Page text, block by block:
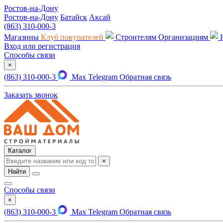
Ростов-на-Дону
Ростов-на-Дону Батайск Аксай
(863) 310-000-3
Магазины Клуб покупателей Строителям Организациям
Вход или регистрация
Способы связи
×
(863) 310-000-3 Max Telegram Обратная связь
Заказать звонок
Каталог
×
Найти
Способы связи
×
(863) 310-000-3 Max Telegram Обратная связь